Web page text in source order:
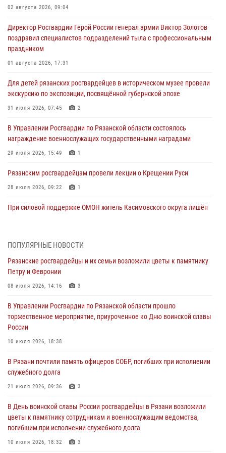
02 августа 2026, 09:04
Директор Росгвардии Герой России генерал армии Виктор Золотов
поздравил специалистов подразделений тыла с профессиональным
праздником
01 августа 2026, 17:31
Для детей рязанских росгвардейцев в историческом музее провели
экскурсию по экспозиции, посвящённой губернской эпохе
31 июля 2026, 07:45 2
В Управлении Росгвардии по Рязанской области состоялось
награждение военнослужащих государственными наградами
29 июля 2026, 15:49 1
Рязанским росгвардейцам провели лекции о Крещении Руси
28 июля 2026, 09:22 1
При силовой поддержке ОМОН житель Касимовского округа лишён
27 июля 2026, 15:26
Офицер вневедомственной охраны в эфире «Радио России - Рязань»
рассказал о службе во вневедомственной охране
23 июля 2026, 09:02
В Рязани почтили память офицеров СОБР, погибших при исполнении
служебного долга
Росгвардии подвели результаты за 6 месяцев 2026 года (видео)
17 июля 2026, 14:52
подразделений за первое полугодие 2026 года
16 июля 2026, 11:36 2
ПОПУЛЯРНЫЕ НОВОСТИ
Рязанские росгвардейцы и их семьи возложили цветы к памятнику
Петру и Февронии
08 июля 2026, 14:16 3
В Управлении Росгвардии по Рязанской области прошло
торжественное мероприятие, приуроченное ко Дню воинской славы
России
10 июля 2026, 18:38
В Рязани почтили память офицеров СОБР, погибших при исполнении
служебного долга
21 июля 2026, 09:36 3
В День воинской славы России росгвардейцы в Рязани возложили
цветы к памятнику сотрудникам и военнослужащим ведомства,
погибшим при исполнении служебного долга
10 июля 2026, 18:32 3